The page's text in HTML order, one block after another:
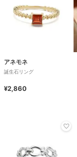
アネモネ
誕生石リング
¥2,860